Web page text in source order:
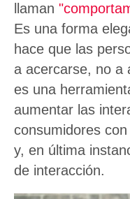
llaman
Es una forma
hace que las
a acercarse, no a
es una
aumentar las
consumidores
y, en última
de interacción.